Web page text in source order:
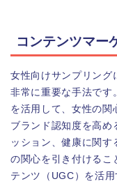
コンテンツマー
女性向けサンプリング
非常に重要な手法です
を活用して、女性の関
ブランド認知度を高め
ッション、健康に関す
の関心を引き付けるこ
テンツ（UGC）を活